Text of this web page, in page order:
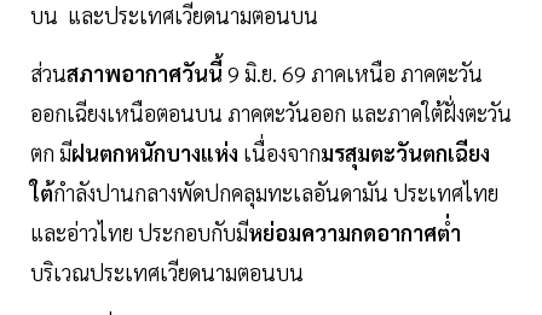
บน และประเทศเวียดนามตอนบน
ส่วนสภาพอากาศวันนี้ 9 มิ.ย. 69 ภาคเหนือ ภาคตะวัน
ออกเฉียงเหนือตอนบน ภาคตะวันออก และภาคใต้ฝั่งตะวัน
ตก มีฝนตกหนักบางแห่ง เนื่องจากมรสุมตะวันตกเฉียง
ใต้กำลังปานกลางพัดปกคลุมทะเลอันดามัน ประเทศไทย
และอ่าวไทย ประกอบกับมีหย่อมความกดอากาศต่ำ
บริเวณประเทศเวียดนามตอนบน